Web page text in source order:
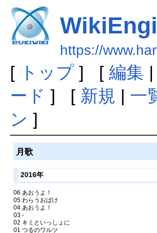
https://
[ トップ] [ 編集 |
ード ] [ 新規 | 一
ン ]
月歌
2016年
06 あおうよ！
05 わらうおばけ
04 あおうよ！
03 -
02 キミといっしょに
01 つるのワルツ